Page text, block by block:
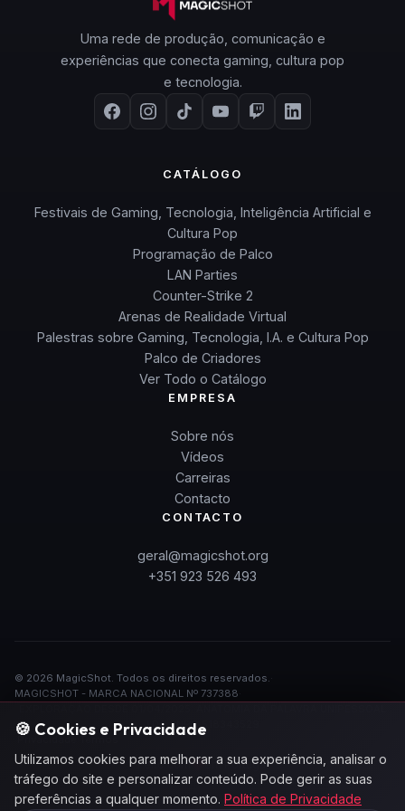
Uma rede de produção, comunicação e
experiências que conecta gaming, cultura pop
e tecnologia.
CATÁLOGO
Festivais de Gaming, Tecnologia, Inteligência Artificial e
Cultura Pop
Programação de Palco
LAN Parties
Counter-Strike 2
Arenas de Realidade Virtual
Palestras sobre Gaming, Tecnologia, I.A. e Cultura Pop
Palco de Criadores
Ver Todo o Catálogo
EMPRESA
Sobre nós
Vídeos
Carreiras
Contacto
CONTACTO
geral@magicshot.org
+351 923 526 493
© 2026 MagicShot. Todos os direitos reservados.·
MAGICSHOT - MARCA NACIONAL Nº 737388
LDA - NPC 518343529
Privacidade· Termos
Feito com❤em Portugal
🍪 Cookies e Privacidade
Utilizamos cookies para melhorar a sua experiência, analisar o
tráfego do site e personalizar conteúdo. Pode gerir as suas
preferências a qualquer momento. Política de Privacidade